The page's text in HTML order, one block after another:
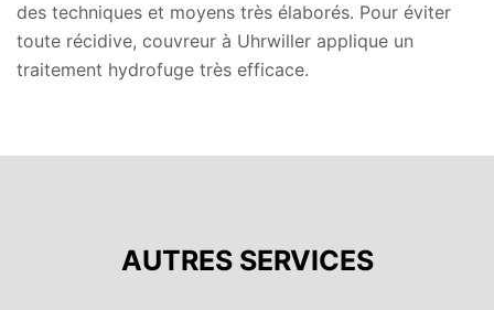
des techniques et moyens très élaborés. Pour éviter
toute récidive, couvreur à Uhrwiller applique un
traitement hydrofuge très efficace.
AUTRES SERVICES